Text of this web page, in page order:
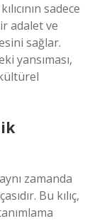
sadece
adalet ve
sağlar.
yansıması,
zamanda
Bu kılıç,